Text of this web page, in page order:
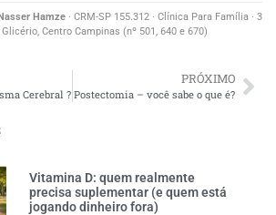
Hamze · CRM-SP 155.312 · Clínica Para Família · 3
Centro Campinas (nº 501, 640 e 670)
Cerebral ?
PRÓXIMO
Postectomia – você sabe o que é?
Vitamina D: quem realmente
precisa suplementar (e quem está
jogando dinheiro fora)